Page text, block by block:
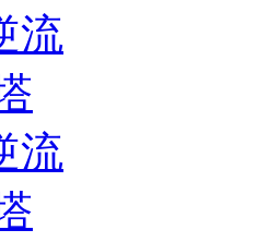
流
流